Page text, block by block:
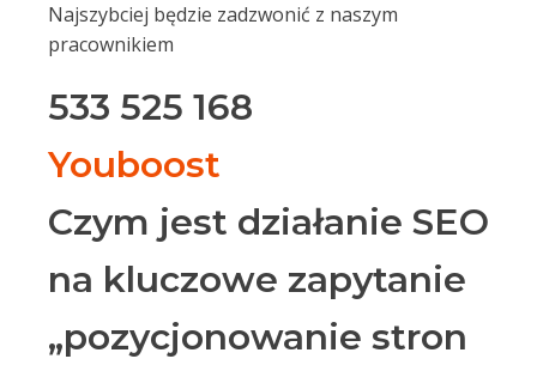
Najszybciej będzie zadzwonić z naszym
pracownikiem
533 525 168
Youboost
Czym jest działanie SEO
na kluczowe zapytanie
„pozycjonowanie stron